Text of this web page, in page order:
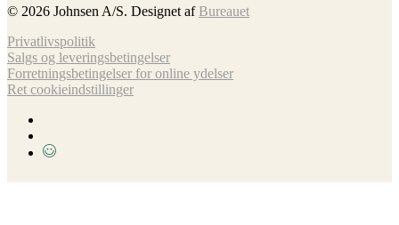
© 2026 Johnsen A/S. Designet af Bureauet
Privatlivspolitik
Salgs og leveringsbetingelser
Forretnings­betingelser for online ydelser
Ret cookieindstillinger